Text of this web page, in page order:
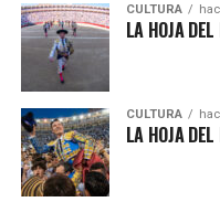
CULTURA
LA HOJA
CULTURA
LA HOJA